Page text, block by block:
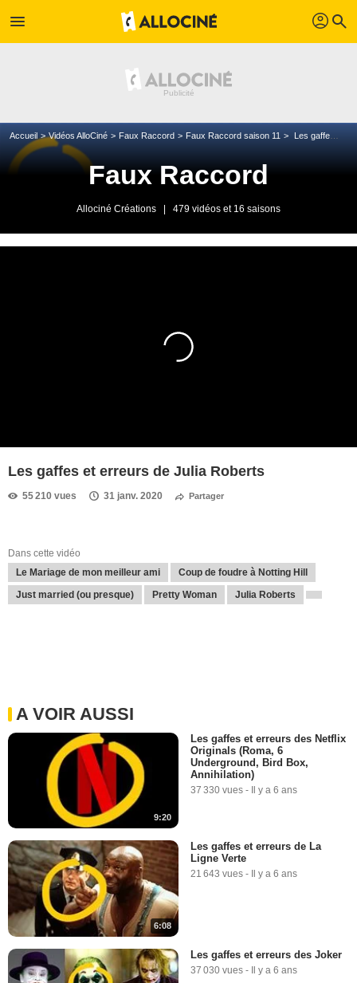
menu profil search
Accueil Vidéos AlloCiné Faux Raccord Faux Raccord saison 11 Les gaffes et erreurs de Julia Roberts
Faux Raccord
Allociné Créations 479 vidéos et 16 saisons
Les gaffes et erreurs de Julia Roberts
55 210 vues 31 janv. 2020 Partager
Dans cette vidéo
Le Mariage de mon meilleur ami
Coup de foudre à Notting Hill
Just married (ou presque) Pretty Woman Julia Roberts
A VOIR AUSSI
9:20
Les gaffes et erreurs des Netflix
Originals (Roma, 6
Underground, Bird Box,
Annihilation)
37 330 vues - Il y a 6 ans
6:08
Les gaffes et erreurs de La
Ligne Verte
21 643 vues - Il y a 6 ans
Les gaffes et erreurs des Joker
37 030 vues - Il y a 6 ans